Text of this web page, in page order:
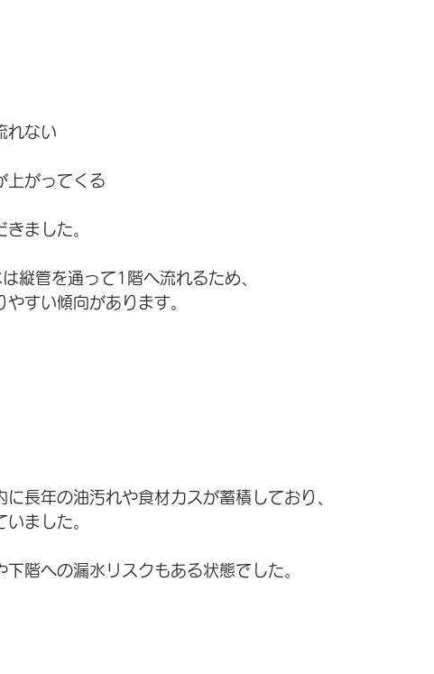
れない
上がってくる
ました。
縦管を通って1階へ流れるため、
すい傾向があります。
長年の油汚れや食材カスが蓄積しており、
ました。
階への漏水リスクもある状態でした。